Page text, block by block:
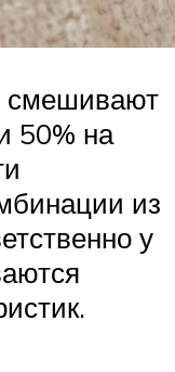
смешивают
50% на
из
у